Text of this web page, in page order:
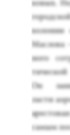
ковых.
ко­лонии
Мас­ло­ва
но­го
Он
ласти
са­мым